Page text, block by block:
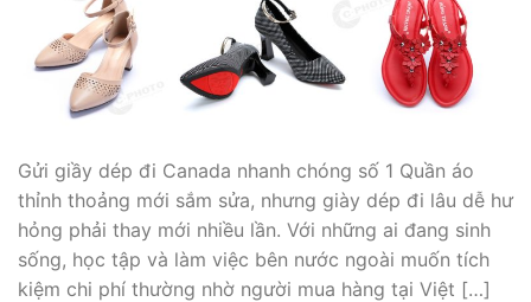
Gửi giầy dép đi Canada nhanh chóng số 1 Quần áo
thỉnh thoảng mới sắm sửa, nhưng giày dép đi lâu dễ hư
hỏng phải thay mới nhiều lần. Với những ai đang sinh
sống, học tập và làm việc bên nước ngoài muốn tích
kiệm chi phí thường nhờ người mua hàng tại Việt […]